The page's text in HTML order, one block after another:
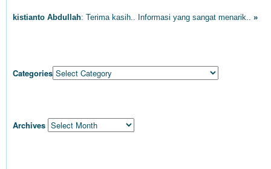
kistianto Abdullah: Terima kasih.. Informasi yang sangat menarik.. »
Categories
Archives